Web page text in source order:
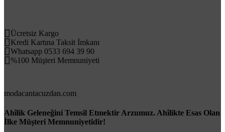
Ücretsiz Kargo
Kredi Kartına Taksit İmkanı
Whatsapp 0533 694 39 90
%100 Müşteri Memnuniyeti
modacantacuzdan.com
Ahîlik Geleneğini Temsil Etmektir Arzumuz. Ahîlikte Esas Olan
İlke Müşteri Memnuniyetidir!